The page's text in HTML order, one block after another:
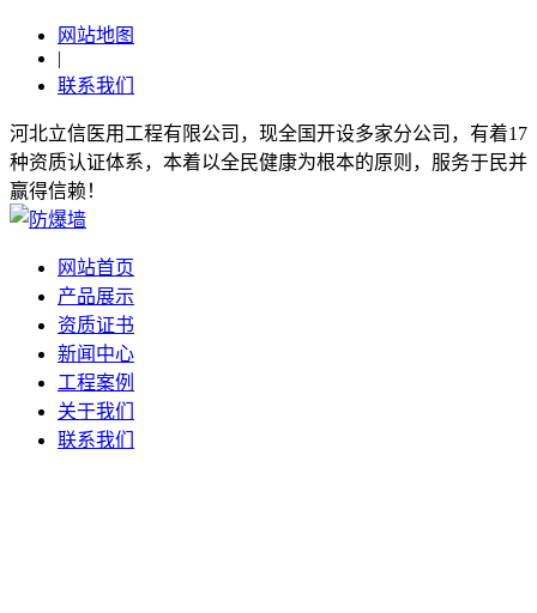
网站地图
|
联系我们
河北立信医用工程有限公司，现全国开设多家分公司，有着17
种资质认证体系，本着以全民健康为根本的原则，服务于民并
赢得信赖！
网站首页
产品展示
资质证书
新闻中心
工程案例
关于我们
联系我们